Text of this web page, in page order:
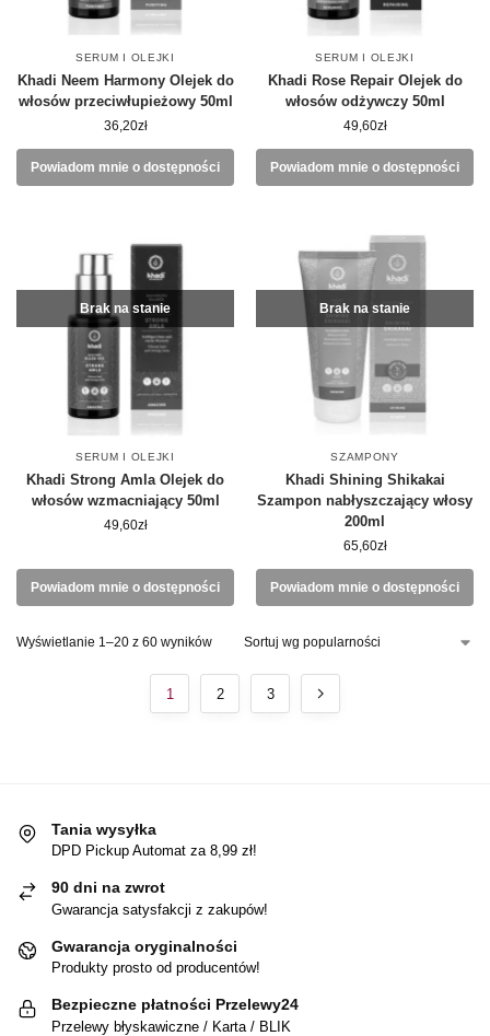
SERUM I OLEJKI
Khadi Neem Harmony Olejek do
włosów przeciwłupieżowy 50ml
36,20zł
Powiadom mnie o dostępności
SERUM I OLEJKI
Khadi Rose Repair Olejek do
włosów odżywczy 50ml
49,60zł
Powiadom mnie o dostępności
Brak na stanie
SERUM I OLEJKI
Khadi Strong Amla Olejek do
włosów wzmacniający 50ml
49,60zł
Powiadom mnie o dostępności
Brak na stanie
SZAMPONY
Khadi Shining Shikakai
Szampon nabłyszczający włosy
200ml
65,60zł
Powiadom mnie o dostępności
Wyświetlanie 1–20 z 60 wyników
1 2 3
Tania wysyłka
DPD Pickup Automat za 8,99 zł!
90 dni na zwrot
Gwarancja satysfakcji z zakupów!
Gwarancja oryginalności
Produkty prosto od producentów!
Bezpieczne płatności Przelewy24
Przelewy błyskawiczne / Karta / BLIK